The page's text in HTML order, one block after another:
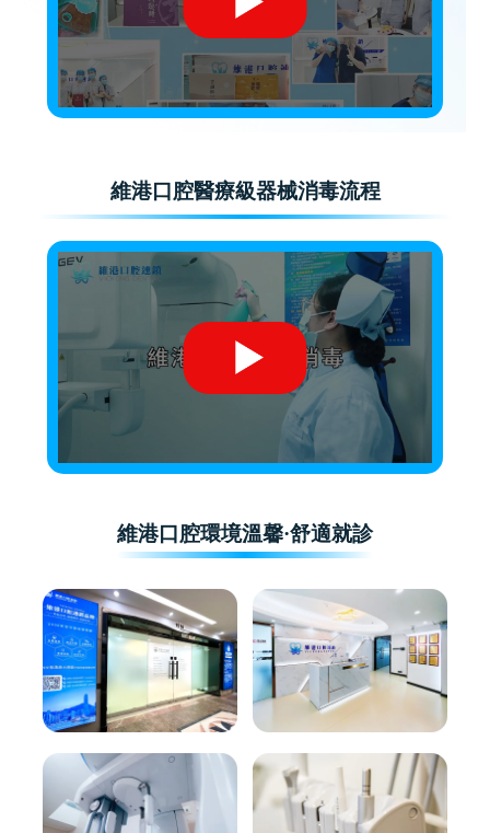
維港口腔醫療級器械消毒流程
維港口腔環境溫馨·舒適就診